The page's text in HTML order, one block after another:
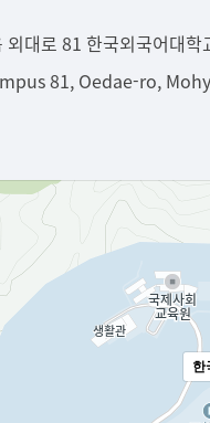
대로 81 한국외국어대
81, Oedae-ro,
한